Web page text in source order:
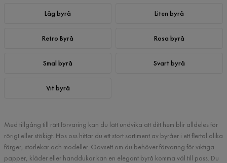
Låg byrå Liten byrå
Retro Byrå Rosa byrå
Smal byrå Svart byrå
Vit byrå
Med tillgång till rätt förvaring kan du lätt undvika att ditt hem blir alldeles för
rörigt eller stökigt. Hos oss hittar du ett stort sortiment av byråer i ett flertal olika
färger, storlekar och modeller. Oavsett om du behöver förvaring för viktiga
papper, kläder eller handdukar kan en elegant byrå komma väl till pass. Du